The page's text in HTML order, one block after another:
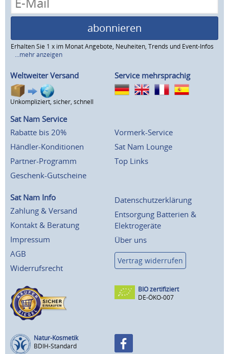
abonnieren
Erhalten Sie 1 x im Monat Angebote, Neuheiten, Trends und Event-Infos
...mehr anzeigen
Weltweiter Versand
Unkompliziert, sicher, schnell
Service mehrsprachig
Sat Nam Service
Rabatte bis 20%
Händler-Konditionen
Partner-Programm
Geschenk-Gutscheine
Vormerk-Service
Sat Nam Lounge
Top Links
Sat Nam Info
Zahlung & Versand
Kontakt & Beratung
Impressum
AGB
Widerrufsrecht
Datenschutzerklärung
Entsorgung Batterien &
Elektrogeräte
Über uns
Vertrag widerrufen
BIO zertifiziert
DE-ÖKO-007
Natur-Kosmetik
BDIH-Standard